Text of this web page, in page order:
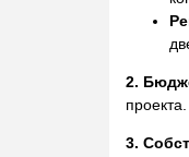
2.
3.